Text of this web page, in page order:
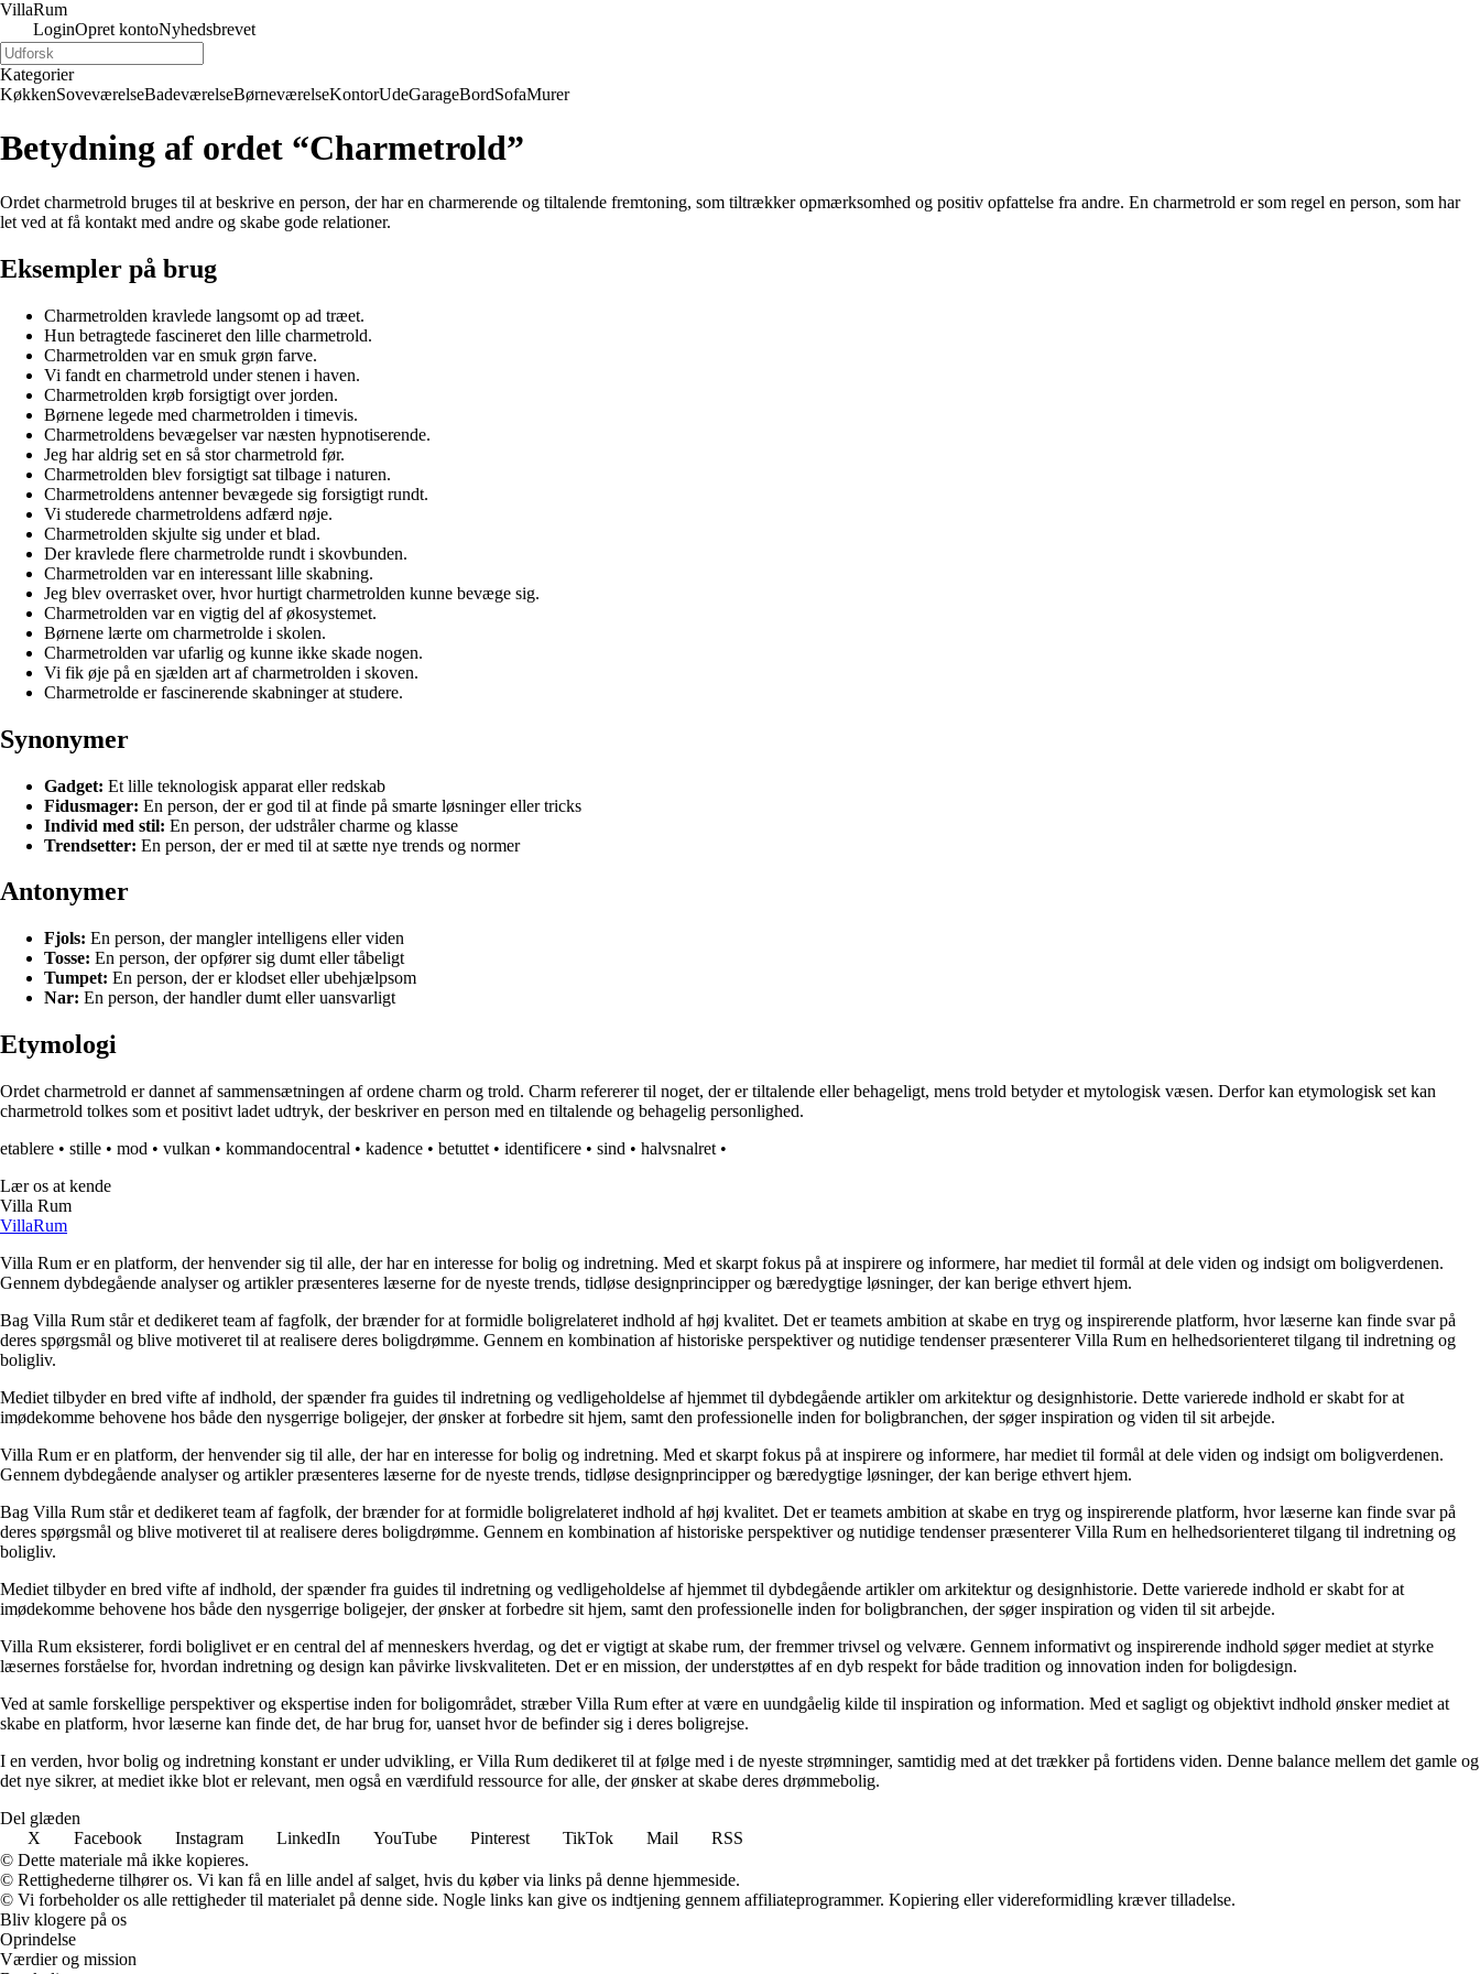
VillaRum
LoginOpret kontoNyhedsbrevet
Kategorier
KøkkenSoveværelseBadeværelseBørneværelseKontorUdeGarageBordSofaMurer
Betydning af ordet “Charmetrold”
Ordet charmetrold bruges til at beskrive en person, der har en charmerende og tiltalende fremtoning, som tiltrækker opmærksomhed og positiv opfattelse fra andre. En charmetrold er som regel en person, som har
let ved at få kontakt med andre og skabe gode relationer.
Eksempler på brug
Charmetrolden kravlede langsomt op ad træet.
Hun betragtede fascineret den lille charmetrold.
Charmetrolden var en smuk grøn farve.
Vi fandt en charmetrold under stenen i haven.
Charmetrolden krøb forsigtigt over jorden.
Børnene legede med charmetrolden i timevis.
Charmetroldens bevægelser var næsten hypnotiserende.
Jeg har aldrig set en så stor charmetrold før.
Charmetrolden blev forsigtigt sat tilbage i naturen.
Charmetroldens antenner bevægede sig forsigtigt rundt.
Vi studerede charmetroldens adfærd nøje.
Charmetrolden skjulte sig under et blad.
Der kravlede flere charmetrolde rundt i skovbunden.
Charmetrolden var en interessant lille skabning.
Jeg blev overrasket over, hvor hurtigt charmetrolden kunne bevæge sig.
Charmetrolden var en vigtig del af økosystemet.
Børnene lærte om charmetrolde i skolen.
Charmetrolden var ufarlig og kunne ikke skade nogen.
Vi fik øje på en sjælden art af charmetrolden i skoven.
Charmetrolde er fascinerende skabninger at studere.
Synonymer
Gadget: Et lille teknologisk apparat eller redskab
Fidusmager: En person, der er god til at finde på smarte løsninger eller tricks
Individ med stil: En person, der udstråler charme og klasse
Trendsetter: En person, der er med til at sætte nye trends og normer
Antonymer
Fjols: En person, der mangler intelligens eller viden
Tosse: En person, der opfører sig dumt eller tåbeligt
Tumpet: En person, der er klodset eller ubehjælpsom
Nar: En person, der handler dumt eller uansvarligt
Etymologi
Ordet charmetrold er dannet af sammensætningen af ordene charm og trold. Charm refererer til noget, der er tiltalende eller behageligt, mens trold betyder et mytologisk væsen. Derfor kan etymologisk set kan
charmetrold tolkes som et positivt ladet udtryk, der beskriver en person med en tiltalende og behagelig personlighed.
etablere • stille • mod • vulkan • kommandocentral • kadence • betuttet • identificere • sind • halvsnalret •
Lær os at kende
Villa Rum
VillaRum
Villa Rum er en platform, der henvender sig til alle, der har en interesse for bolig og indretning. Med et skarpt fokus på at inspirere og informere, har mediet til formål at dele viden og indsigt om boligverdenen.
Gennem dybdegående analyser og artikler præsenteres læserne for de nyeste trends, tidløse designprincipper og bæredygtige løsninger, der kan berige ethvert hjem.
Bag Villa Rum står et dedikeret team af fagfolk, der brænder for at formidle boligrelateret indhold af høj kvalitet. Det er teamets ambition at skabe en tryg og inspirerende platform, hvor læserne kan finde svar på
deres spørgsmål og blive motiveret til at realisere deres boligdrømme. Gennem en kombination af historiske perspektiver og nutidige tendenser præsenterer Villa Rum en helhedsorienteret tilgang til indretning og
boligliv.
Mediet tilbyder en bred vifte af indhold, der spænder fra guides til indretning og vedligeholdelse af hjemmet til dybdegående artikler om arkitektur og designhistorie. Dette varierede indhold er skabt for at
imødekomme behovene hos både den nysgerrige boligejer, der ønsker at forbedre sit hjem, samt den professionelle inden for boligbranchen, der søger inspiration og viden til sit arbejde.
Villa Rum er en platform, der henvender sig til alle, der har en interesse for bolig og indretning. Med et skarpt fokus på at inspirere og informere, har mediet til formål at dele viden og indsigt om boligverdenen.
Gennem dybdegående analyser og artikler præsenteres læserne for de nyeste trends, tidløse designprincipper og bæredygtige løsninger, der kan berige ethvert hjem.
Bag Villa Rum står et dedikeret team af fagfolk, der brænder for at formidle boligrelateret indhold af høj kvalitet. Det er teamets ambition at skabe en tryg og inspirerende platform, hvor læserne kan finde svar på
deres spørgsmål og blive motiveret til at realisere deres boligdrømme. Gennem en kombination af historiske perspektiver og nutidige tendenser præsenterer Villa Rum en helhedsorienteret tilgang til indretning og
boligliv.
Mediet tilbyder en bred vifte af indhold, der spænder fra guides til indretning og vedligeholdelse af hjemmet til dybdegående artikler om arkitektur og designhistorie. Dette varierede indhold er skabt for at
imødekomme behovene hos både den nysgerrige boligejer, der ønsker at forbedre sit hjem, samt den professionelle inden for boligbranchen, der søger inspiration og viden til sit arbejde.
Villa Rum eksisterer, fordi boliglivet er en central del af menneskers hverdag, og det er vigtigt at skabe rum, der fremmer trivsel og velvære. Gennem informativt og inspirerende indhold søger mediet at styrke
læsernes forståelse for, hvordan indretning og design kan påvirke livskvaliteten. Det er en mission, der understøttes af en dyb respekt for både tradition og innovation inden for boligdesign.
Ved at samle forskellige perspektiver og ekspertise inden for boligområdet, stræber Villa Rum efter at være en uundgåelig kilde til inspiration og information. Med et sagligt og objektivt indhold ønsker mediet at
skabe en platform, hvor læserne kan finde det, de har brug for, uanset hvor de befinder sig i deres boligrejse.
I en verden, hvor bolig og indretning konstant er under udvikling, er Villa Rum dedikeret til at følge med i de nyeste strømninger, samtidig med at det trækker på fortidens viden. Denne balance mellem det gamle og
det nye sikrer, at mediet ikke blot er relevant, men også en værdifuld ressource for alle, der ønsker at skabe deres drømmebolig.
Del glæden
X
Facebook Instagram LinkedIn YouTube Pinterest TikTok Mail
RSS
© Dette materiale må ikke kopieres.
© Rettighederne tilhører os. Vi kan få en lille andel af salget, hvis du køber via links på denne hjemmeside.
© Vi forbeholder os alle rettigheder til materialet på denne side. Nogle links kan give os indtjening gennem affiliateprogrammer. Kopiering eller videreformidling kræver tilladelse.
Bliv klogere på os
Oprindelse
Værdier og mission